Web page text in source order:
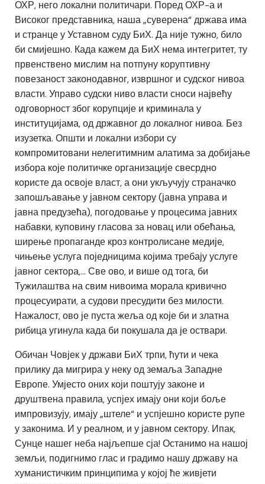
ОХР, него локални политичари. Поред ОХР-а и
Високог представника, наша „суверена“ држава има
и странце у Уставном суду БиХ. Да није тужно, било
би смијешно. Када кажем да БиХ нема интегритет, ту
првенствено мислим на потпуну коруптивну
повезаност законодавног, извршног и судског нивоа
власти. Управо судски ниво власти сноси највећу
одговорност због корупције и криминала у
институцијама, од државног до локалног нивоа. Без
изузетка. Општи и локални избори су
компромитовани нелегитимним алатима за добијање
избора које политичке организације свесрдно
користе да освоје власт, а они укључују страначко
запошљавање у јавном сектору (јавна управа и
јавна предузећа), погодовање у процесима јавних
набавки, куповину гласова за новац или обећања,
ширење пропаганде кроз контролисане медије,
чињење услуга поједницима којима требају услуге
јавног сектора,… Све ово, и више од тога, би
Тужилаштва на свим нивоима морала кривично
процесуирати, а судови пресудити без милости.
Нажалост, ово је пуста жеља од које би и златна
рибица угинула када би покушала да је оствари.
Обичан Човјек у држави БиХ трпи, ћути и чека
прилику да мигрира у неку од земаља Западне
Европе. Умјесто оних који поштују законе и
друштвена правила, успјех имају они који боље
импровизују, имају „штеле“ и успјешно користе рупе
у законима. И у реалном, и у јавном сектору. Ипак,
Сунце нашег неба најљепше сја! Останимо на нашој
земљи, подигнимо глас и градимо нашу државу на
хуманистичким принципима у којој ће живјети